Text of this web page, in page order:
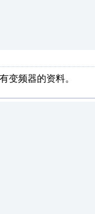
变频器的资料。